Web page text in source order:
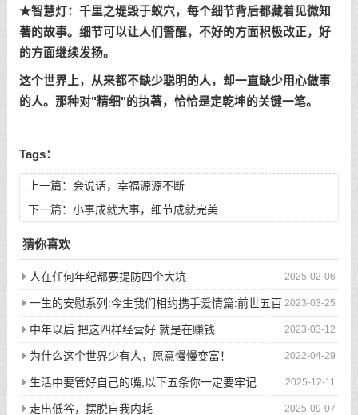
★智慧灯：千里之堤毁于蚁穴，每个细节背后都藏着见微知
著的故事。细节可以让人们警醒，不好的方面积极改正，好
的方面继续发扬。
这个世界上，从来都不缺少聪明的人，却一直缺少用心做事
的人。那种对"精细"的执著，恰恰是定乾坤的关键一笔。
Tags：
上一篇： 会说话，幸福源源不断
下一篇： 小事成就大事，细节成就完美
猜你喜欢
2025-02-06
人在任何年纪都要提防四个大坑
2023-03-25
一生的安慰系列:今生我们相约携手爱情篇:前世五百
次的回眸才换来今生的相遇
2023-03-12
中年以后 把这四样经营好 就是在赚钱
2022-04-29
为什么这个世界少有人，愿意慢慢变富！
2025-12-11
生活中要管好自己的嘴,以下五条你一定要牢记
2025-09-07
走出低谷，摆脱自我内耗